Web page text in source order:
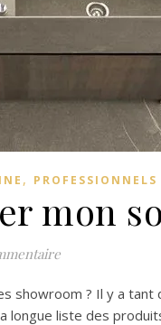
, PROFESSIONNELS
mon
showroom ? Il y a
liste des